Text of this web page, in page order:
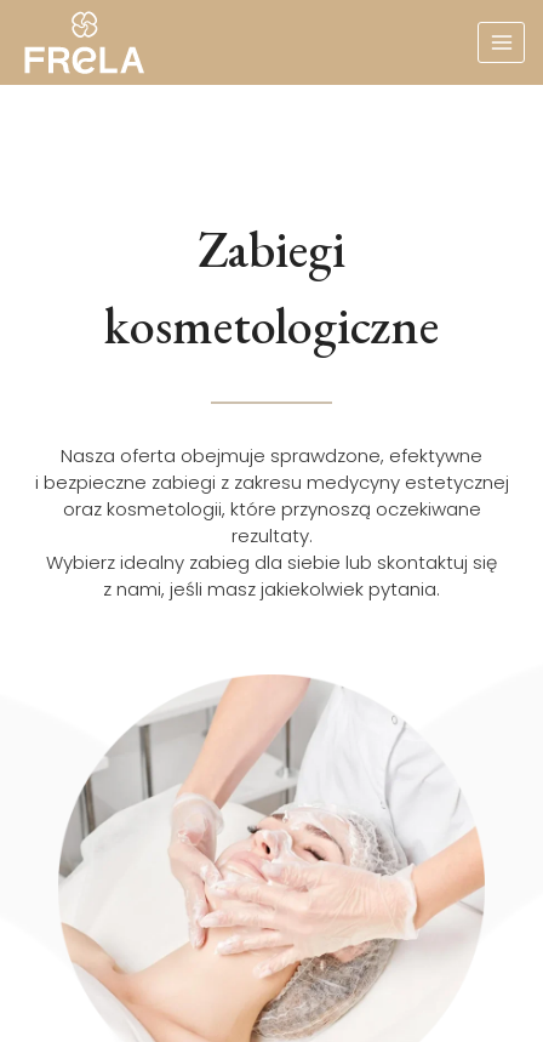
treści
Zabiegi
kosmetologiczne
Nasza oferta obejmuje sprawdzone, efektywne
i bezpieczne zabiegi z zakresu medycyny estetycznej
oraz kosmetologii, które przynoszą oczekiwane
rezultaty.
Wybierz idealny zabieg dla siebie lub skontaktuj się
z nami, jeśli masz jakiekolwiek pytania.